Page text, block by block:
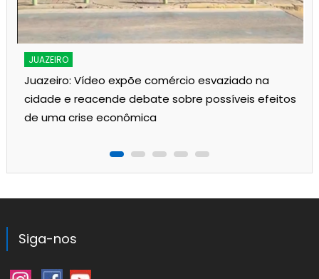
JUAZEIRO
Juazeiro: Vídeo expõe comércio esvaziado na
cidade e reacende debate sobre possíveis efeitos
de uma crise econômica
Siga-nos